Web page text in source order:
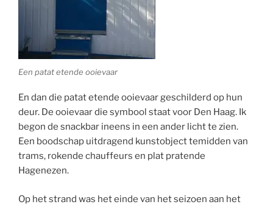
Een patat etende ooievaar
En dan die patat etende ooievaar geschilderd op hun
deur. De ooievaar die symbool staat voor Den Haag. Ik
begon de snackbar ineens in een ander licht te zien.
Een boodschap uitdragend kunstobject temidden van
trams, rokende chauffeurs en plat pratende
Hagenezen.
Op het strand was het einde van het seizoen aan het